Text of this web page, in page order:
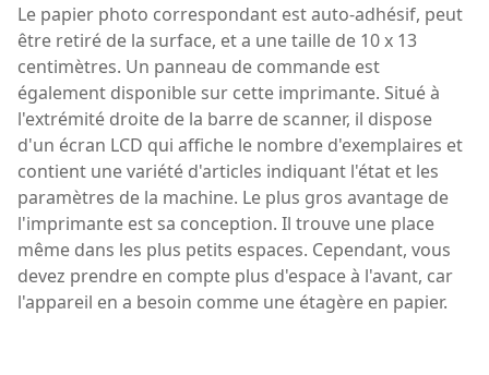
Le papier photo correspondant est auto-adhésif, peut
être retiré de la surface, et a une taille de 10 x 13
centimètres. Un panneau de commande est
également disponible sur cette imprimante. Situé à
l'extrémité droite de la barre de scanner, il dispose
d'un écran LCD qui affiche le nombre d'exemplaires et
contient une variété d'articles indiquant l'état et les
paramètres de la machine. Le plus gros avantage de
l'imprimante est sa conception. Il trouve une place
même dans les plus petits espaces. Cependant, vous
devez prendre en compte plus d'espace à l'avant, car
l'appareil en a besoin comme une étagère en papier.